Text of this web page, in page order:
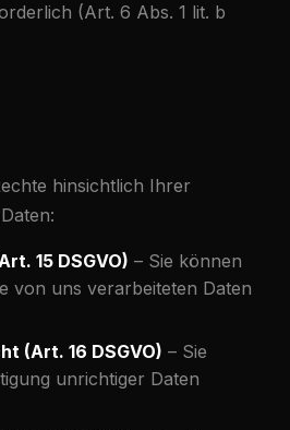
(Art. 6 Abs. 1 lit. b
hinsichtlich Ihrer
15 DSGVO) – Sie können
von uns verarbeiteten Daten
(Art. 16 DSGVO) – Sie
unrichtiger Daten